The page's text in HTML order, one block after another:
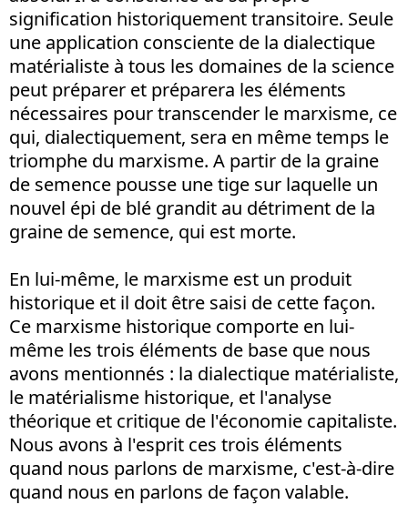
signification historiquement transitoire. Seule
une application consciente de la dialectique
matérialiste à tous les domaines de la science
peut préparer et préparera les éléments
nécessaires pour transcender le marxisme, ce
qui, dialectiquement, sera en même temps le
triomphe du marxisme. A partir de la graine
de semence pousse une tige sur laquelle un
nouvel épi de blé grandit au détriment de la
graine de semence, qui est morte.
En lui-même, le marxisme est un produit
historique et il doit être saisi de cette façon.
Ce marxisme historique comporte en lui-
même les trois éléments de base que nous
avons mentionnés : la dialectique matérialiste,
le matérialisme historique, et l'analyse
théorique et critique de l'économie capitaliste.
Nous avons à l'esprit ces trois éléments
quand nous parlons de marxisme, c'est-à-dire
quand nous en parlons de façon valable.